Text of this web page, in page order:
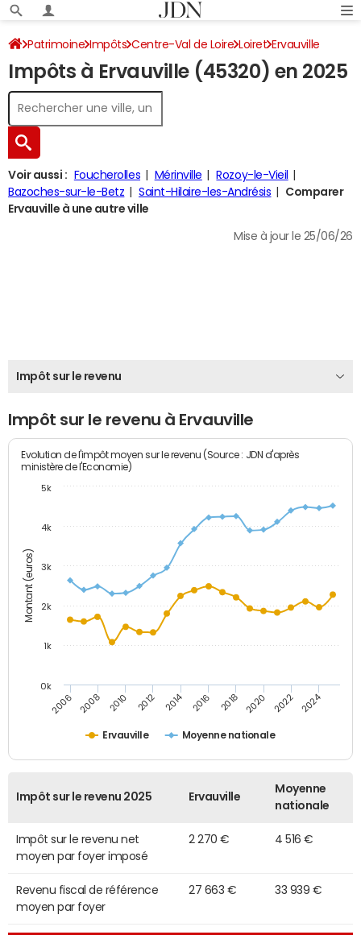
Patrimoine Impôts Centre-Val de Loire Loiret Ervauville
Impôt sur le revenu
Impôts à Ervauville (45320) en 2025
Voir aussi : Foucherolles Mérinville
Rozoy-le-Vieil
Bazoches-sur-le-Betz
Saint-Hilaire-les-Andrésis
Comparer
Ervauville à une autre ville
Mise à jour le 25/06/26
Impôt sur le revenu
Impôt sur le revenu à Ervauville
Montant (euros)
Evolution de l'impôt moyen sur le revenu (Source : JDN d'après
ministère de l'Economie)
Ervauville Moyenne nationale
2006 2008 2010 2012 2014 2016 2018 2020 2022 2024
0k
1k
2k
3k
4k
5k
Impôt sur le revenu 2025 Ervauville
Moyenne
nationale
Impôt sur le revenu net
moyen par foyer imposé
2 270 € 4 516 €
Revenu fiscal de référence
moyen par foyer
27 663 € 33 939 €